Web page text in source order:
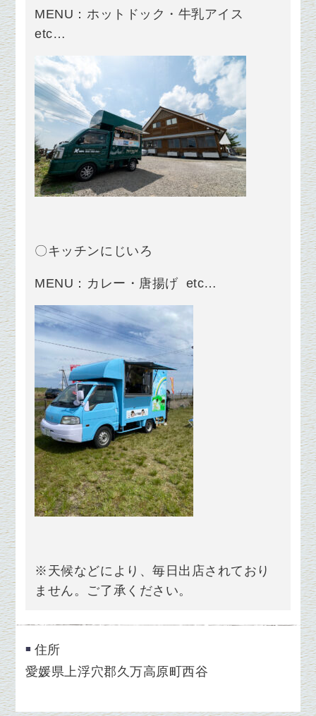
MENU：ホットドック・牛乳アイス
etc…
〇キッチンにじいろ
MENU：カレー・唐揚げ etc…
※天候などにより、毎日出店されており
ません。ご了承ください。
住所
愛媛県上浮穴郡久万高原町西谷